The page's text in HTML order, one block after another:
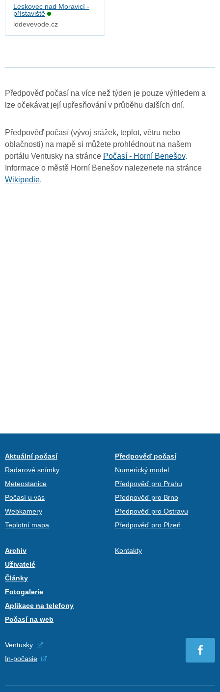
Leskovec nad Moravicí -
přístaviště
lodevevode.cz
Předpověď počasí na více než týden je pouze výhledem a
lze očekávat její upřesňování v průběhu dalších dní.
Předpověď počasí (vývoj srážek, teplot, větru nebo
oblačnosti) na mapě si můžete prohlédnout na našem
portálu Ventusky na stránce Počasí - Horní Benešov.
Informace o městě Horní Benešov nalezenete na stránce
Wikipedie.
Aktuální počasí
Radarové snímky
Meteostanice
Počasí u vás
Webkamery
Teplotní mapa
Předpověď počasí
Numerický model
Předpověď pro Prahu
Předpověď pro Brno
Předpověď pro Ostravu
Předpověď pro Plzeň
Archiv
Uživatelé
Články
Fotogalerie
Aplikace na telefony
Počasí na web
Kontakty
Ventusky
In-počasie